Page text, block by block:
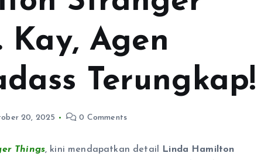
Kay, Agen
Terungkap!
20, 2025 0 Comments
Things, kini mendapatkan detail
Linda Hamilton